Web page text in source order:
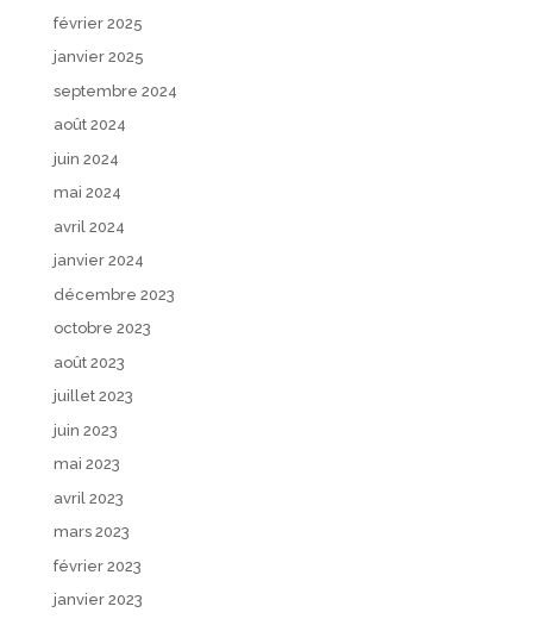
février 2025
janvier 2025
septembre 2024
août 2024
juin 2024
mai 2024
avril 2024
janvier 2024
décembre 2023
octobre 2023
août 2023
juillet 2023
juin 2023
mai 2023
avril 2023
mars 2023
février 2023
janvier 2023